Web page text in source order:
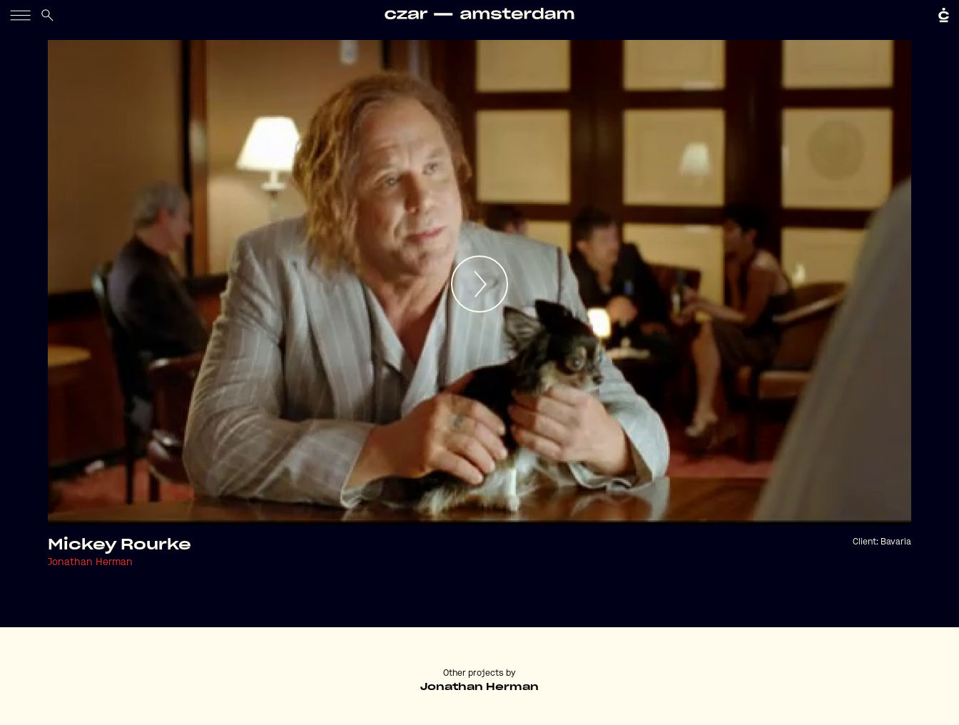
Mickey Rourke
Jonathan Herman
Client: Bavaria
Other projects by
Jonathan Herman